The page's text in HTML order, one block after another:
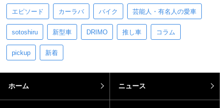
エピソード カーラバ バイク 芸能人・有名人の愛車
sotoshiru 新型車 DRIMO 推し車 コラム
pickup 新着
ホーム ニュース